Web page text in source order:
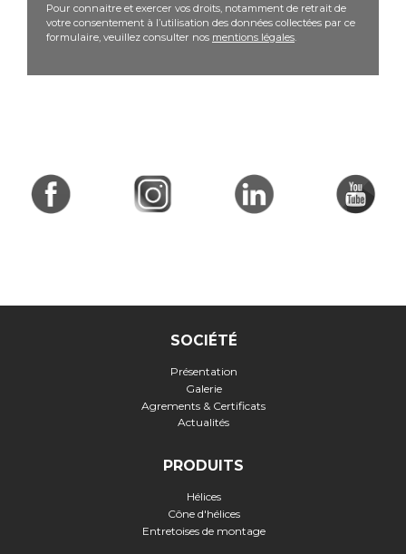
Pour connaitre et exercer vos droits, notamment de retrait de
votre consentement à l’utilisation des données collectées par ce
formulaire, veuillez consulter nos mentions légales
SOCIÉTÉ
Présentation
Galerie
Agrements & Certificats
Actualités
PRODUITS
Hélices
Cône d'hélices
Entretoises de montage